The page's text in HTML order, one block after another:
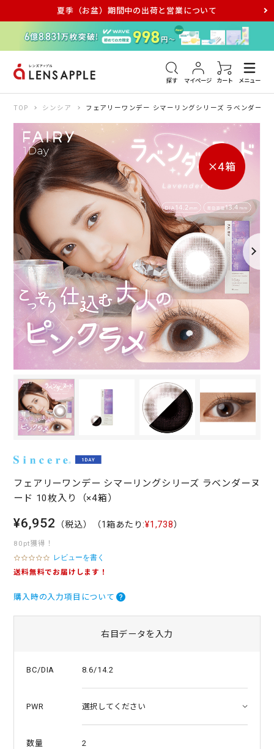
夏季（お盆）期間中の出荷と営業について
探す マイページ カート メニュー
アキュビュー メダリスト メガネ
TOP シンシア フェアリーワンデー シマーリングシリーズ ラベンダーヌ
フェアリーワンデー シマーリングシリーズ ラベンダーヌ
ード 10枚入り（×4箱）
¥6,952 （税込） （1箱あたり:¥1,738）
80pt獲得！
0
.
t
n
レビューを書く
送料無料でお届けします！
購入時の入力項目について
右目データを入力
BC/DIA 8.6/14.2
PWR
数量 2